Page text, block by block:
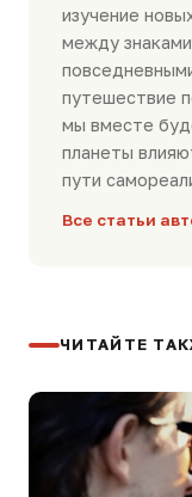
изучение
между
путешествие
мы вместе
планеты
пути
Все статьи
ЧИТАЙТЕ